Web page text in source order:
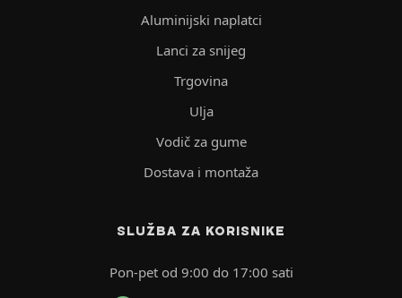
Aluminijski naplatci
Lanci za snijeg
Trgovina
Ulja
Vodič za gume
Dostava i montaža
SLUŽBA ZA KORISNIKE
Pon-pet od 9:00 do 17:00 sati